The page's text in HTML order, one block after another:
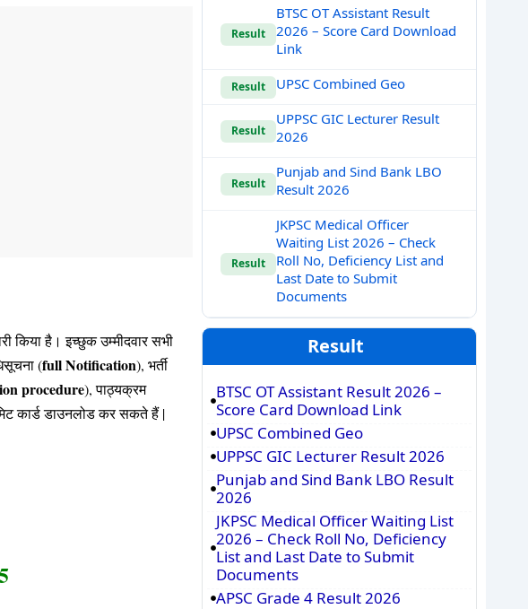
किया है। इच्छुक उम्मीदवार सभी
(full Notification), भर्ती
procedure), पाठ्यक्रम
कार्ड डाउनलोड कर सकते हैं |
Result
BTSC OT Assistant Result
2026 – Score Card Download
Link
Result UPSC Combined Geo
Result
UPPSC GIC Lecturer Result
2026
Result
Punjab and Sind Bank LBO
Result 2026
Result
JKPSC Medical Officer
Waiting List 2026 – Check
Roll No, Deficiency List and
Last Date to Submit
Documents
Result
BTSC OT Assistant Result 2026 –
Score Card Download Link
UPSC Combined Geo
UPPSC GIC Lecturer Result 2026
Punjab and Sind Bank LBO Result
2026
JKPSC Medical Officer Waiting List
2026 – Check Roll No, Deficiency
List and Last Date to Submit
Documents
APSC Grade 4 Result 2026